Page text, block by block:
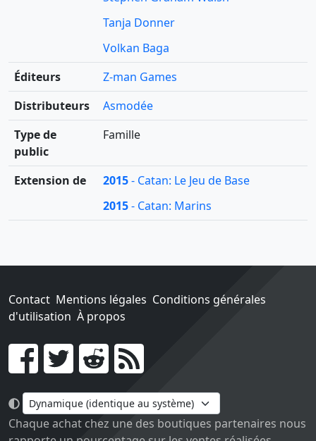
Tanja Donner
Volkan Baga
Éditeurs
Z-man Games
Distributeurs
Asmodée
Type de
public
Famille
Extension de 2015- Catan: Le Jeu de Base
2015- Catan: Marins
Contact Mentions légales Conditions générales
d'utilisation À propos
Go !
Chaque achat chez une des boutiques partenaires nous